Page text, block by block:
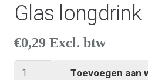
Glas longdrink
€0,29 Excl. btw
Toevoegen aan